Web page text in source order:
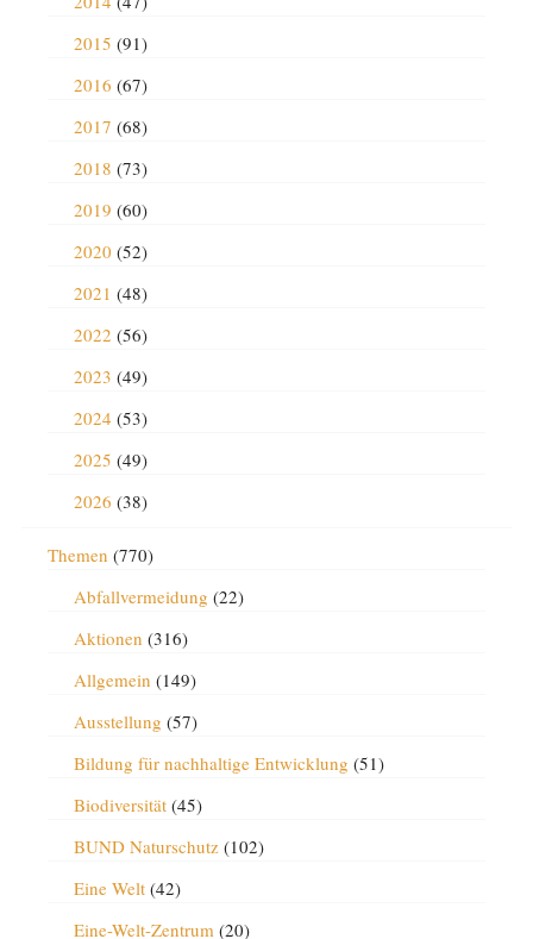
2015 (91)
2016 (67)
2017 (68)
2018 (73)
2019 (60)
2020 (52)
2021 (48)
2022 (56)
2023 (49)
2024 (53)
2025 (49)
2026 (38)
Themen (770)
Abfallvermeidung (22)
Aktionen (316)
Allgemein (149)
Ausstellung (57)
Bildung für nachhaltige Entwicklung (51)
Biodiversität(45)
BUND Naturschutz(102)
Eine Welt(42)
Eine-Welt-Zentrum(20)